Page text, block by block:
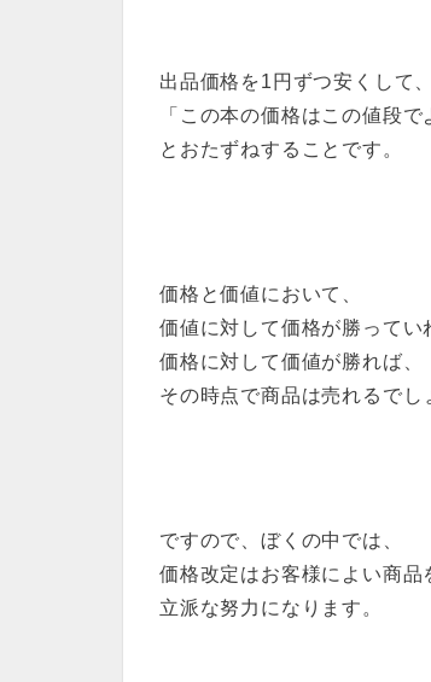
出品価格を1円ずつ安くして
「この本の価格はこの値段で
とおたずねすることです。
価格と価値において、
価値に対して価格が勝ってい
価格に対して価値が勝れば、
その時点で商品は売れるでし
ですので、ぼくの中では、
価格改定はお客様によい商品
立派な努力になります。